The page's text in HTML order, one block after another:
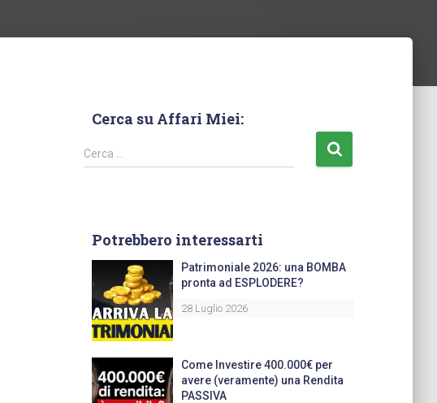
Cerca su Affari Miei:
Cerca …
Potrebbero interessarti
Patrimoniale 2026: una BOMBA
pronta ad ESPLODERE?
28 Luglio 2026
Come Investire 400.000€ per
avere (veramente) una Rendita
PASSIVA